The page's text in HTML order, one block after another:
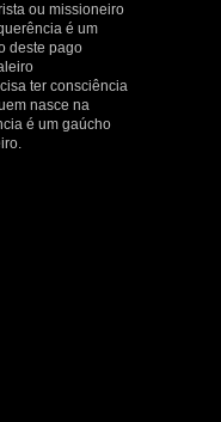
ou missioneiro
é um
deste pago
ter consciência
nasce na
é um gaúcho